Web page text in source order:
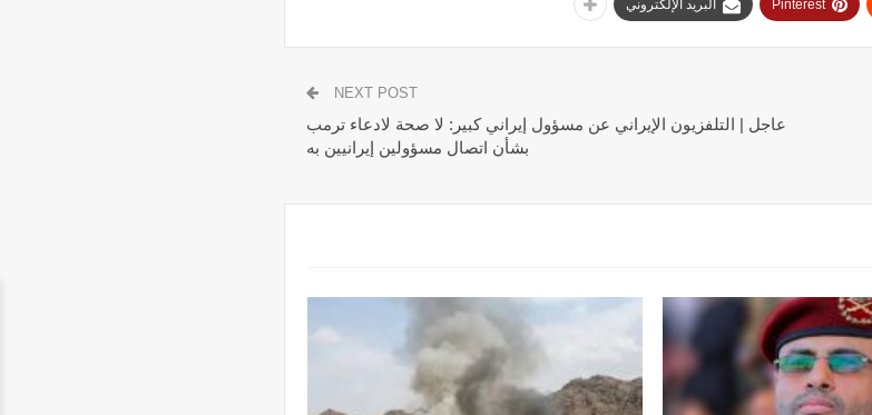
Pinterest البريد الإلكتروني
NEXT POST
عاجل | التلفزيون الإيراني عن مسؤول إيراني كبير: لا صحة لادعاء ترمب
بشأن اتصال مسؤولين إيرانيين به